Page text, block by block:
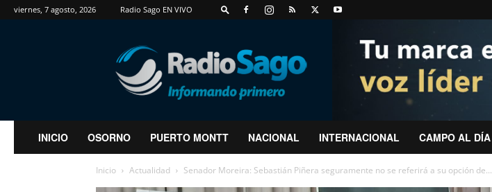
viernes, 7 agosto, 2026 Radio Sago EN VIVO
RadioSago
INICIO OSORNO PUERTO MONTT NACIONAL INTERNACIONAL CAMPO AL DÍA
Inicio Actualidad Senador Moreira: Sebastián Piñera seguramente no se referirá a su opción de...